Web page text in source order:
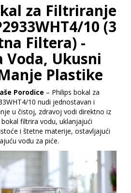
za Filtriranje
10 (3
Filtera) -
Voda, Ukusni
Plastike
Porodice – Philips bokal za
10 nudi jednostavan i
u čistoj, zdravoj vodi direktno iz
filtrira vodu, uklanjajući
i štetne materije, ostavljajući
vodu za piće.